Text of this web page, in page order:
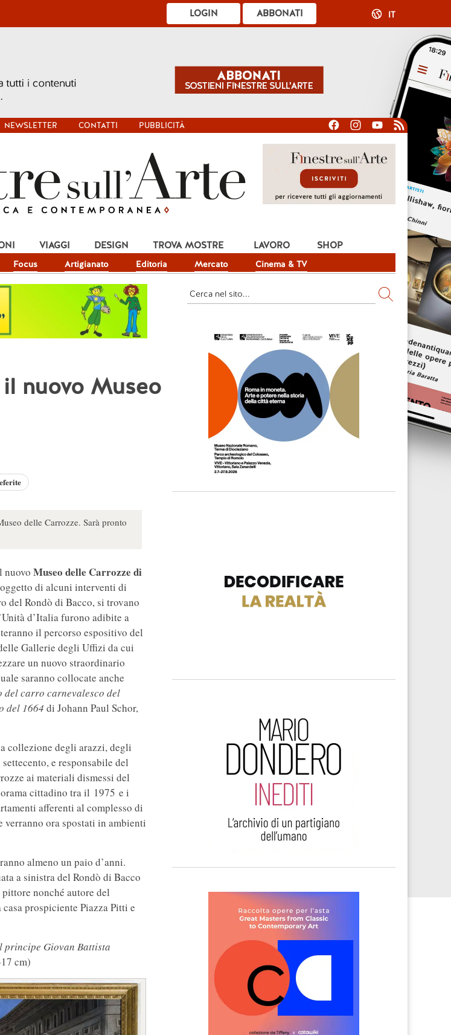
ABBONATI
LOGIN IT
NEWSLETTER CONTATTI PUBBLICITÀ
Focus Artigianato Editoria Mercato Cinema & TV
VIAGGI DESIGN TROVA MOSTRE LAVORO SHOP
nuovo Museo
delle Carrozze. Sarà pronto
nuovo Museo delle Carrozze di
di alcuni interventi di
del Rondò di Bacco, si trovano
d’Italia furono adibite a
il percorso espositivo del
Gallerie degli Uffizi da cui
un nuovo straordinario
saranno collocate anche
del carro carnevalesco del
del 1664 di Johann Paul Schor,
collezione degli arazzi, degli
e responsabile del
ai materiali dismessi del
cittadino tra il 1975 e i
afferenti al complesso di
ora spostati in ambienti
almeno un paio d’anni.
a sinistra del Rondò di Bacco
nonché autore del
prospiciente Piazza Pitti e
principe Giovan Battista
cm)